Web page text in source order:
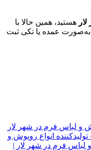
هستید، همین حالا با
عمده یا تکی ثبت
و لباس فرم در شهر لار
انواع روپوش و
لباس فرم در شهر لار |